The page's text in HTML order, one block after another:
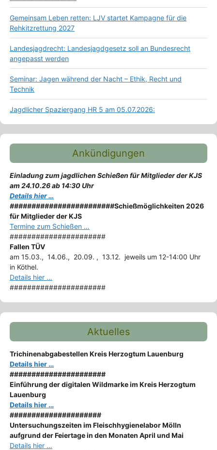
Gemeinsam Leben retten: LJV startet Kampagne für die
Rehkitzrettung 2027
Landesjagdrecht: Landesjagdgesetz soll an Bundesrecht
angepasst werden
Seminar: Jagen während der Nacht – Ethik, Recht und
Technik
Jagdlicher Spaziergang HR 5 am 05.07.2026:
Ankündigungen
Einladung zum jagdlichen Schießen für Mitglieder der KJS
am 24.10.26 ab 14:30 Uhr
Details hier …
########################Schießmöglichkeiten 2026
für Mitglieder der KJS
Termine zum Schießen …
######################
Fallen TÜV
am 15.03., 14.06., 20.09. , 13.12. jeweils um 12-14:00 Uhr
in Köthel.
Details hier …
######################
Aktuelles
Trichinenabgabestellen Kreis Herzogtum Lauenburg
Details hier …
######################
Einführung der digitalen Wildmarke im Kreis Herzogtum
Lauenburg
Details hier …
#####################
Untersuchungszeiten im Fleischhygienelabor Mölln
aufgrund der Feiertage in den Monaten April und Mai
Details hier …